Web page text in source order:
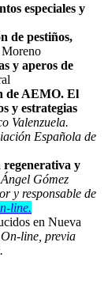
especiales y
de pestiños,
y aperos de
de AEMO. El
y estrategias
Valenzuela.
Española de
y
Gómez
y responsable de
line.
en Nueva
line, previa